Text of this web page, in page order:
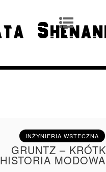
INŻYNIERIA WSTECZNA
GRUNTZ –
HISTORIA